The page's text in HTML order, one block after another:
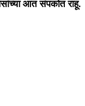
आत संपर्कात राहू.